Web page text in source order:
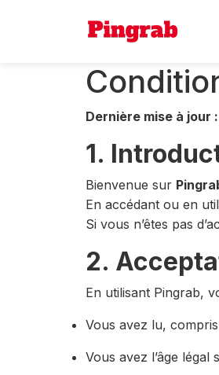
Dernière mise à jour
1.
Bienvenue sur
En accédant ou en
Si vous n’êtes pas
2.
En utilisant Pingrab,
Vous avez lu,
Vous avez l’âge